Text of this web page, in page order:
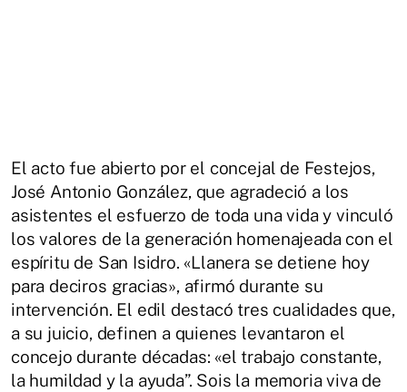
El acto fue abierto por el concejal de Festejos,
José Antonio González, que agradeció a los
asistentes el esfuerzo de toda una vida y vinculó
los valores de la generación homenajeada con el
espíritu de San Isidro. «Llanera se detiene hoy
para deciros gracias», afirmó durante su
intervención. El edil destacó tres cualidades que,
a su juicio, definen a quienes levantaron el
concejo durante décadas: «el trabajo constante,
la humildad y la ayuda”. Sois la memoria viva de